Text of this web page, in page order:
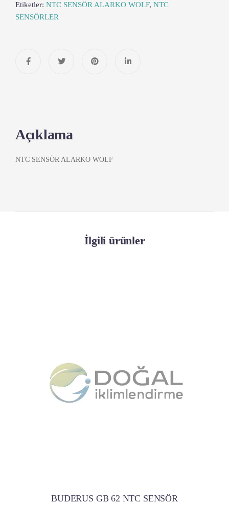
Etiketler: NTC SENSÖR ALARKO WOLF, NTC
SENSÖRLER
Açıklama
NTC SENSÖR ALARKO WOLF
İlgili ürünler
BUDERUS GB 62 NTC SENSÖR